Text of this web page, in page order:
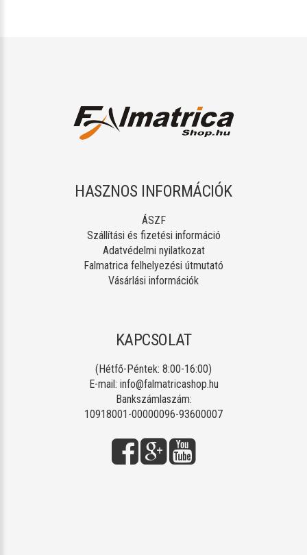
HASZNOS INFORMÁCIÓK
ÁSZF
Szállítási és fizetési információ
Adatvédelmi nyilatkozat
Falmatrica felhelyezési útmutató
Vásárlási információk
KAPCSOLAT
(Hétfő-Péntek: 8:00-16:00)
E-mail: info@falmatricashop.hu
Bankszámlaszám:
10918001-00000096-93600007